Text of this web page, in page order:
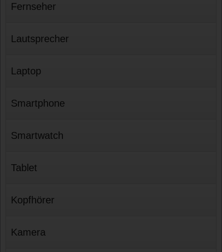
Fernseher
Lautsprecher
Laptop
Smartphone
Smartwatch
Tablet
Kopfhörer
Kamera